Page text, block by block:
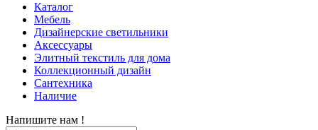
Каталог
Мебель
Дизайнерские светильники
Аксессуары
Элитный текстиль для дома
Коллекционный дизайн
Сантехника
Наличие
Напишите нам !